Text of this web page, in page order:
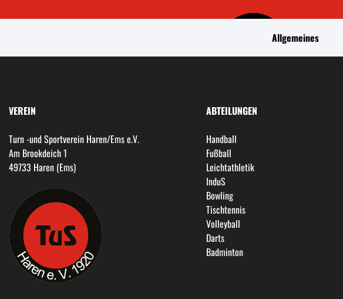
Allgemeines
VEREIN
Turn -und Sportverein Haren/Ems e.V.
Am Brookdeich 1
49733 Haren (Ems)
ABTEILUNGEN
Handball
Fußball
Leichtathletik
InduS
Bowling
Tischtennis
Volleyball
Darts
Badminton